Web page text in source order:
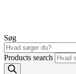
Søg
Products search